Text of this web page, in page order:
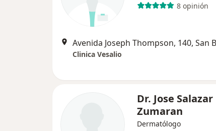
8 opinión
Clinica Vesalio
Dr. Jose Salazar
Zumaran
Dermatólogo